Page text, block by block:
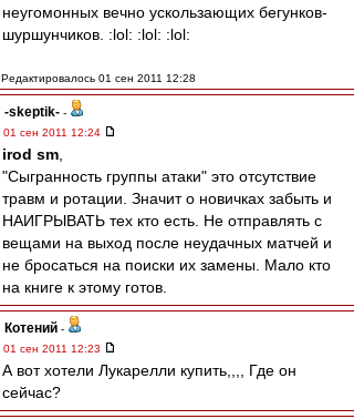
неугомонных вечно ускользающих бегунков-
шуршунчиков. :lol: :lol: :lol:
Редактировалось 01 сен 2011 12:28
-skeptik- -
01 сен 2011 12:24
irod sm
"Сыгранность группы атаки" это отсутствие
травм и ротации. Значит о новичках забыть и
НАИГРЫВАТЬ тех кто есть. Не отправлять с
вещами на выход после неудачных матчей и
не бросаться на поиски их замены. Мало кто
на книге к этому готов.
Котений -
01 сен 2011 12:23
А вот хотели Лукарелли купить,,,, Где он
сейчас?